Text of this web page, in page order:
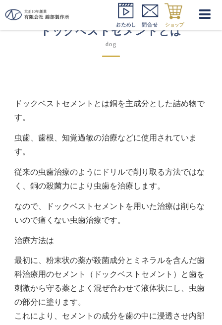
ドックベストセメントとは
dog
ドックベストセメントとは銅を主成分とした詰め物で
す。
虫歯、歯根、知覚過敏の治療などに使用されていま
す。
従来の虫歯治療のようにドリルで削り取る方法ではな
く、銅の殺菌力により虫歯を治療します。
なので、ドックベストセメントを用いた治療は削らな
いので痛くない虫歯治療です。
治療方法は
最初に、粉末状の薬が殺菌成分とミネラルを含んだ歯
科治療用のセメント（ドックベストセメント）と歯を
刺激から守る薬とよく混ぜ合わせて液体状にし、虫歯
の部分に塗ります。
これにより、セメントの成分を歯の中に浸透させ内部